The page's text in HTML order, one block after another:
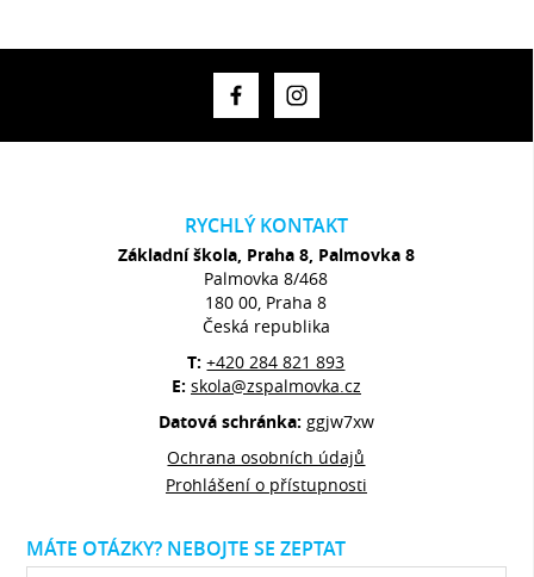
RYCHLÝ KONTAKT
Základní škola, Praha 8, Palmovka 8
Palmovka 8/468
180 00, Praha 8
Česká republika
T:+420 284 821 893
E: skola@zspalmovka.cz
Datová schránka: ggjw7xw
Ochrana osobních údajů
Prohlášení o přístupnosti
MÁTE OTÁZKY? NEBOJTE SE ZEPTAT